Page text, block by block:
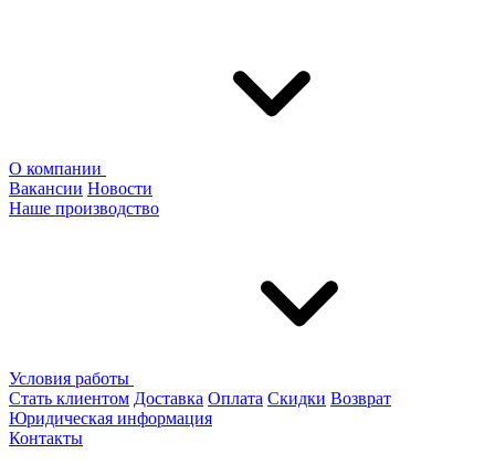
О компании
Вакансии Новости
Наше производство
Условия работы
Стать клиентом Доставка Оплата Скидки Возврат
Юридическая информация
Контакты